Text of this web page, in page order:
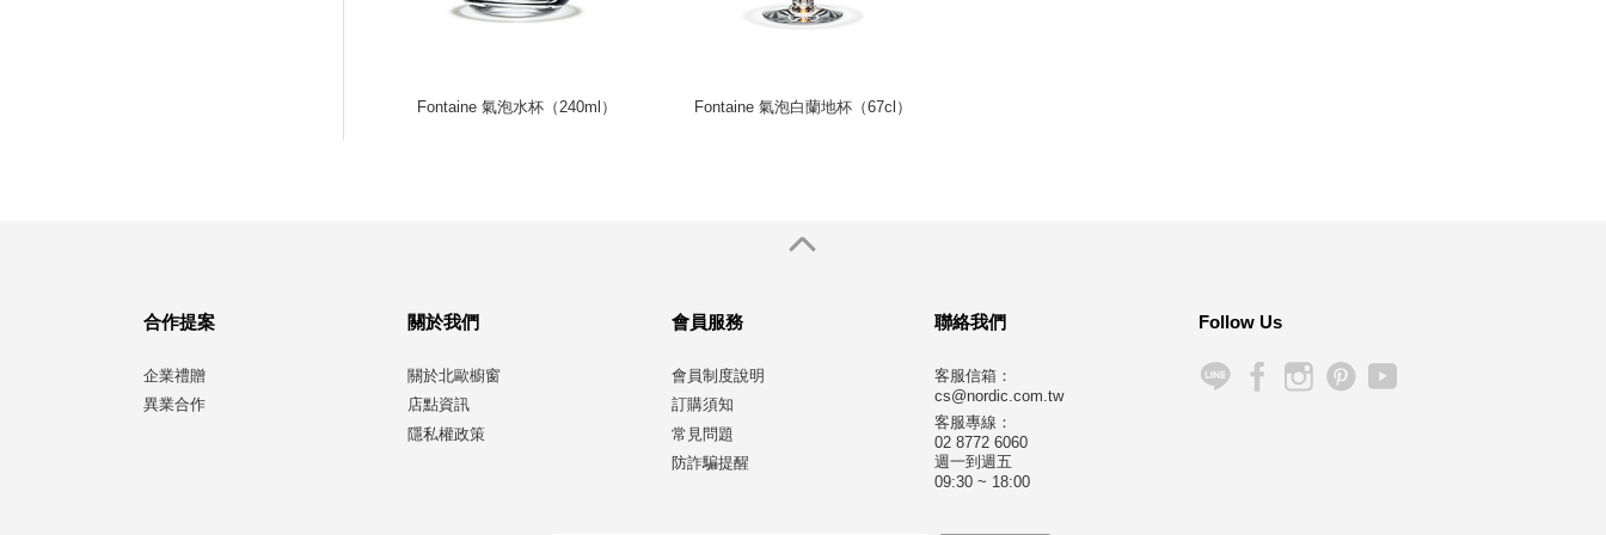
Fontaine 氣泡水杯（240ml） Fontaine 氣泡白蘭地杯（67cl）
合作提案
企業禮贈
異業合作
關於我們
關於北歐櫥窗
店點資訊
隱私權政策
會員服務
會員制度說明
訂購須知
常見問題
防詐騙提醒
聯絡我們
客服信箱：
cs@nordic.com.tw
客服專線：
02 8772 6060
週一到週五
09:30 ~ 18:00
Follow Us